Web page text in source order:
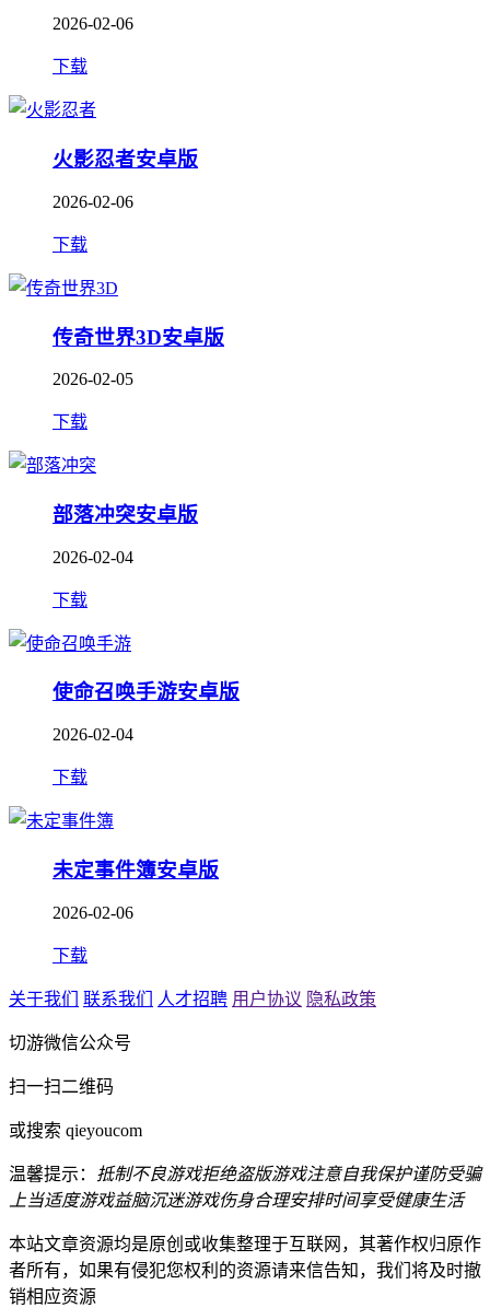
2026-02-06
下载
火影忍者安卓版
2026-02-06
下载
传奇世界3D安卓版
2026-02-05
下载
部落冲突安卓版
2026-02-04
下载
使命召唤手游安卓版
2026-02-04
下载
未定事件簿安卓版
2026-02-06
下载
关于我们 联系我们 人才招聘 用户协议 隐私政策
切游微信公众号
扫一扫二维码
或搜索 qieyoucom
温馨提示： 抵制不良游戏拒绝盗版游戏注意自我保护谨防受骗
上当适度游戏益脑沉迷游戏伤身合理安排时间享受健康生活
本站文章资源均是原创或收集整理于互联网，其著作权归原作
者所有，如果有侵犯您权利的资源请来信告知，我们将及时撤
销相应资源